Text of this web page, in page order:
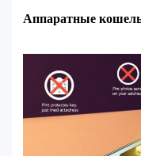
Аппаратные